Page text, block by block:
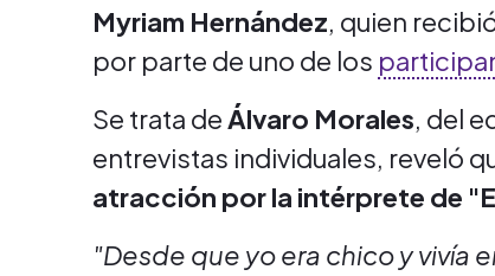
Myriam Hernández, quien
por parte de uno de los
Se trata deÁlvaro Morales, del
entrevistas individuales, reveló
atracción por la intérprete de
"Desde que yo era chico y vivía